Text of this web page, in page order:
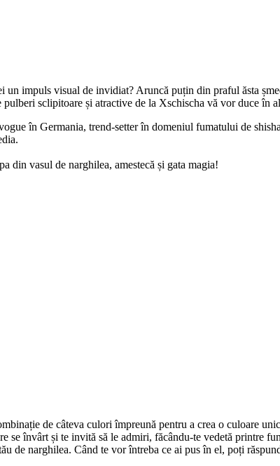
un impuls visual de invidiat? Aruncă puțin din praful ăsta
sclipitoare și atractive de la Xschischa vă vor duce în
în Germania, trend-setter în domeniul fumatului de
din vasul de narghilea, amestecă și gata magia!
de câteva culori împreună pentru a crea o culoare
se învârt și te invită să le admiri, făcându-te vedetă printre
de narghilea. Când te vor întreba ce ai pus în el, poți